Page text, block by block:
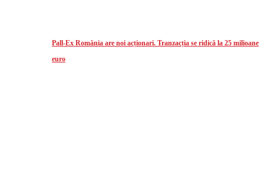
Pall-Ex România are noi acționari. Tranzacția se ridică la 25 milioane
euro